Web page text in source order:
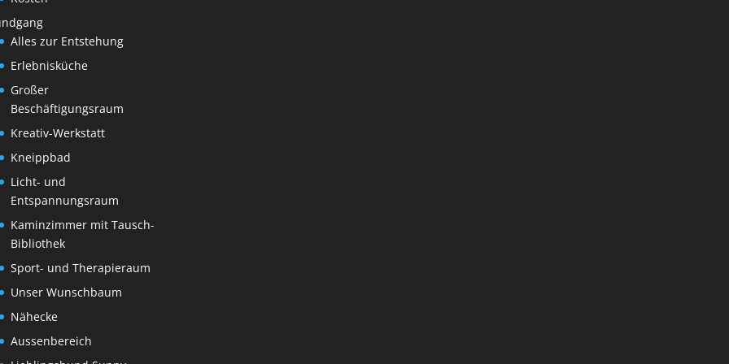
Alles zur Entstehung
Erlebnisküche
Großer
Beschäftigungsraum
Kreativ-Werkstatt
Kneippbad
Licht- und
Entspannungsraum
Kaminzimmer mit Tausch-
Bibliothek
Sport- und Therapieraum
Unser Wunschbaum
Nähecke
Aussenbereich